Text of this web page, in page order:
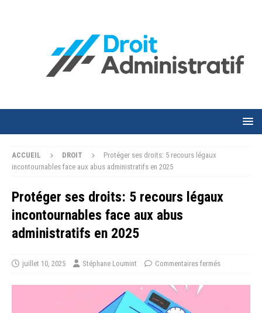
ACCUEIL DROIT
Protéger ses droits: 5 recours légaux
incontournables face aux abus administratifs en 2025
Protéger ses droits: 5 recours légaux
incontournables face aux abus
administratifs en 2025
juillet 10, 2025 Stéphane Loumint Commentaires fermés